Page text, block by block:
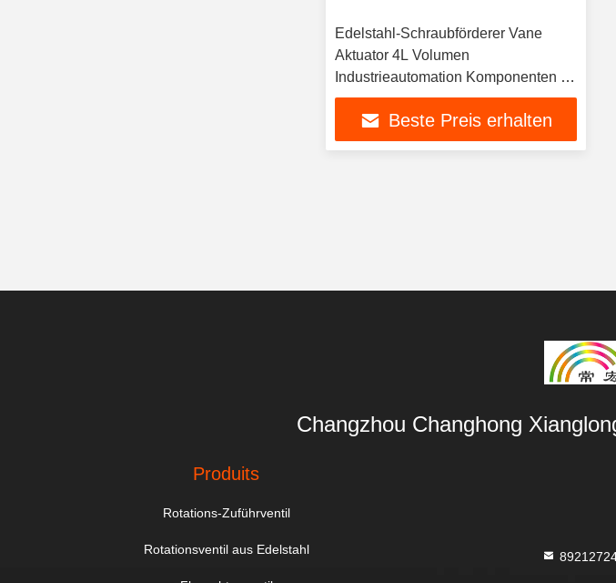
Edelstahl-Schraubförderer Vane
Aktuator 4L Volumen
Industrieautomation Komponenten für
Präzisionssteuerung Anwendungen
Beste Preis erhalten
Changzhou Changhong
Produits
Rotations-Zuführventil
Rotationsventil aus Edelstahl